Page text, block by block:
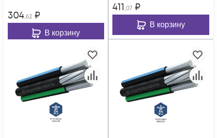
304,62 ₽
В корзину
411,07 ₽
В корзину